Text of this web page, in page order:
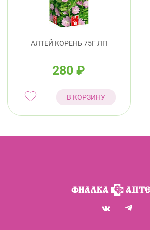
АЛТЕЙ КОРЕНЬ 75Г ЛП
280₽
В КОРЗИНУ